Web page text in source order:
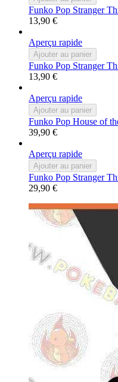
Funko Pop Stranger
13,90 €
Aperçu rapide
Ajouter au panier
Funko Pop Stranger
13,90 €
Aperçu rapide
Ajouter au panier
Funko Pop House of
39,90 €
Aperçu rapide
Ajouter au panier
Funko Pop Stranger
29,90 €